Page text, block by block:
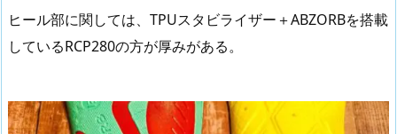
ヒール部に関しては、TPUスタビライザー＋ABZORBを搭載
しているRCP280の方が厚みがある。